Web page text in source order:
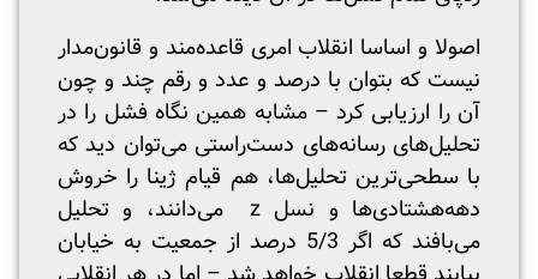
اصولا و اساسا انقلاب امری قاعده‌مند و قانون‌مدار
نیست که بتوان با درصد و عدد و رقم چند و چون
آن را ارزیابی کرد – مشابه همین نگاه فشل را در
تحلیل‌های رسانه‌های دست‌راستی می‌توان دید که
با سطحی‌ترین تحلیل‌ها، هم قیام ژینا را خروش
دهه‌هشتادی‌ها و نسل z می‌دانند، و تحلیل
می‌بافند که اگر 5/3 درصد از جمعیت به خیابان